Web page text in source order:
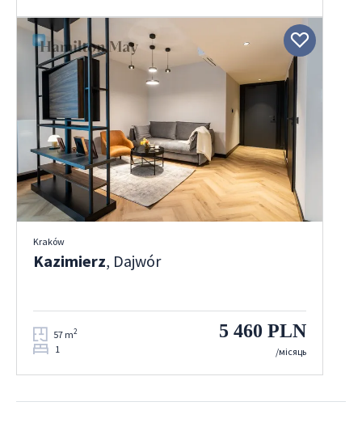
Kraków
Kazimierz, Dajwór
57 m2
1
5 460 PLN
/місяць